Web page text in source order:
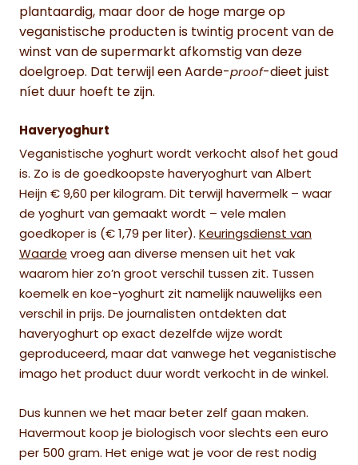
plantaardig, maar door de hoge marge op
veganistische producten is twintig procent van de
winst van de supermarkt afkomstig van deze
doelgroep. Dat terwijl een Aarde-proof-dieet juist
níet duur hoeft te zijn.
Haveryoghurt
Veganistische yoghurt wordt verkocht alsof het goud
is. Zo is de goedkoopste haveryoghurt van Albert
Heijn € 9,60 per kilogram. Dit terwijl havermelk – waar
de yoghurt van gemaakt wordt – vele malen
goedkoper is (€ 1,79 per liter). Keuringsdienst van
Waarde vroeg aan diverse mensen uit het vak
waarom hier zo’n groot verschil tussen zit. Tussen
koemelk en koe-yoghurt zit namelijk nauwelijks een
verschil in prijs. De journalisten ontdekten dat
haveryoghurt op exact dezelfde wijze wordt
geproduceerd, maar dat vanwege het veganistische
imago het product duur wordt verkocht in de winkel.
Dus kunnen we het maar beter zelf gaan maken.
Havermout koop je biologisch voor slechts een euro
per 500 gram. Het enige wat je voor de rest nodig